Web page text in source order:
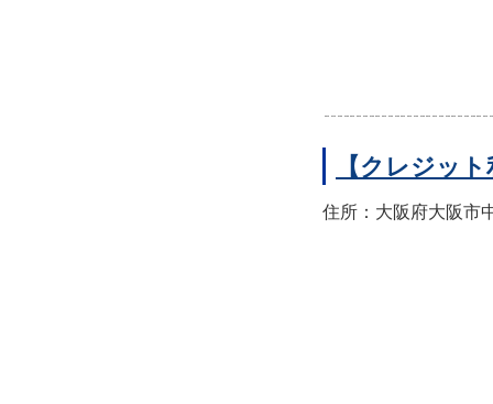
【クレジッ
住所：大阪府大阪市